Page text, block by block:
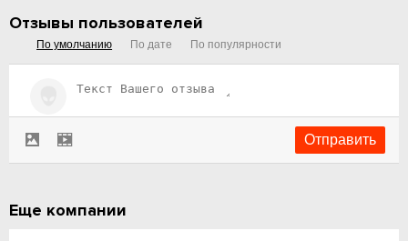
Отзывы пользователей
По умолчанию По дате По популярности
Еще компании